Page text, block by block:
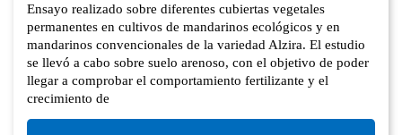
Ensayo realizado sobre diferentes cubiertas vegetales
permanentes en cultivos de mandarinos ecológicos y en
mandarinos convencionales de la variedad Alzira. El estudio
se llevó a cabo sobre suelo arenoso, con el objetivo de poder
llegar a comprobar el comportamiento fertilizante y el
crecimiento de